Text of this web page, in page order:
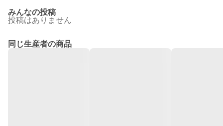
みんなの投稿
投稿はありません
同じ生産者の商品